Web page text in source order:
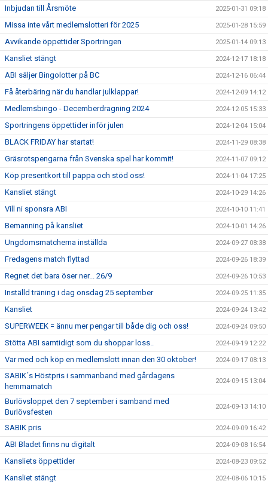
Inbjudan till Årsmöte 2025-01-31 09:18
Missa inte vårt medlemslotteri för 2025 2025-01-28 15:59
Avvikande öppettider Sportringen 2025-01-14 09:13
Kansliet stängt 2024-12-17 18:18
ABI säljer Bingolotter på BC 2024-12-16 06:44
Få återbäring när du handlar julklappar! 2024-12-09 14:12
Medlemsbingo - Decemberdragning 2024 2024-12-05 15:33
Sportringens öppettider inför julen 2024-12-04 15:04
BLACK FRIDAY har startat! 2024-11-29 08:38
Gräsrotspengarna från Svenska spel har kommit! 2024-11-07 09:12
Köp presentkort till pappa och stöd oss! 2024-11-04 17:25
Kansliet stängt 2024-10-29 14:26
Vill ni sponsra ABI 2024-10-10 11:41
Bemanning på kansliet 2024-10-01 14:26
Ungdomsmatcherna inställda 2024-09-27 08:38
Fredagens match flyttad 2024-09-26 18:39
Regnet det bara öser ner... 26/9 2024-09-26 10:53
Inställd träning i dag onsdag 25 september 2024-09-25 11:35
Kansliet 2024-09-24 13:42
SUPERWEEK = ännu mer pengar till både dig och oss! 2024-09-24 09:50
Stötta ABI samtidigt som du shoppar loss.. 2024-09-19 12:22
Var med och köp en medlemslott innan den 30 oktober! 2024-09-17 08:13
SABIK´s Höstpris i sammanband med gårdagens
hemmamatch
2024-09-15 13:04
Burlövsloppet den 7 september i samband med
Burlövsfesten
2024-09-13 14:10
SABIK pris 2024-09-09 16:42
ABI Bladet finns nu digitalt 2024-09-08 16:54
Kansliets öppettider 2024-08-23 09:52
Kansliet stängt 2024-08-06 10:15